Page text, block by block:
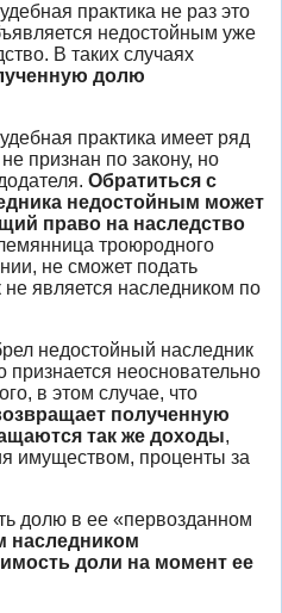
практика не раз это
недостойным уже
В таких случаях
долю
практика имеет ряд
признан по закону, но
Обратиться с
недостойным может
право на наследство
троюродного
не сможет подать
не является наследником по
недостойный наследник
признается неосновательно
в этом случае, что
полученную
так же доходы,
имуществом, проценты за
долю в ее «первозданном
наследником
доли на момент ее